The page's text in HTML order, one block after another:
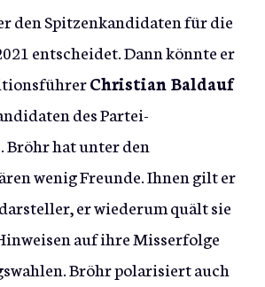
den Spitzenkandidaten für die
entscheidet. Dann könnte er
Christian Baldauf
des Partei-
Bröhr hat unter den
wenig Freunde. Ihnen gilt er
er wiederum quält sie
auf ihre Misserfolge
Bröhr polarisiert auch